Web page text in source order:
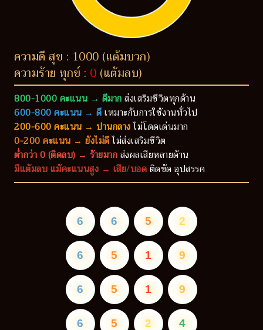
ความดี สุข : 1000 (แต้มบวก)
ความร้าย ทุกข์ : 0 (แต้มลบ)
800-1000 คะแนน → ดีมากส่งเสริมชีวิตทุกด้าน
600-800 คะแนน → ดีเหมาะกับการใช้งานทั่วไป
200-600 คะแนน → ปานกลางไม่โดดเด่นมาก
0-200 คะแนน → ยังไม่ดีไม่ส่งเสริมชีวิต
ต่ำกว่า 0 (ติดลบ) → ร้ายมากส่งผลเสียหลายด้าน
มีแต้มลบ แม้คะแนนสูง → เสีย/บอดติดขัด อุปสรรค
6 6 5 2
6 5 1 9
6 5 1 9
6 5 2 4